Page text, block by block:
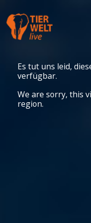
Es tut uns leid,
verfügbar.
We are sorry, this
region.